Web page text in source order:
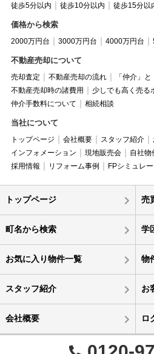
徒歩5分以内 徒歩10分以内 徒歩15分以
価格から検索
2000万円台 3000万円台 4000万円台
不動産売却について
売却査定 不動産売却の流れ
「仲介」
不動産売却時の諸費用
少しでも高く売る
仲介手数料について
相続相談
当社について
トップページ 会社概要 スタッフ紹介
インフォメーション
現地販売会 自社物
採用情報
リフォーム事例 FPシミュレ
トップページ 売
町名から検索 学
お気に入り物件一覧 物
スタッフ紹介 お
会社概要 ロ